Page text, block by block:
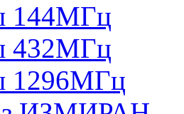
144МГц
432МГц
1296МГц